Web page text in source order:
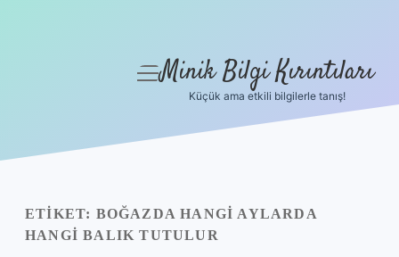
Yasal Uyarı
menüyü
Minik Bilgi Kırıntıları
Küçük ama etkili bilgilerle tanış!
ETIKET: BOĞAZDA HANGI AYLARDA
HANGI BALIK TUTULUR